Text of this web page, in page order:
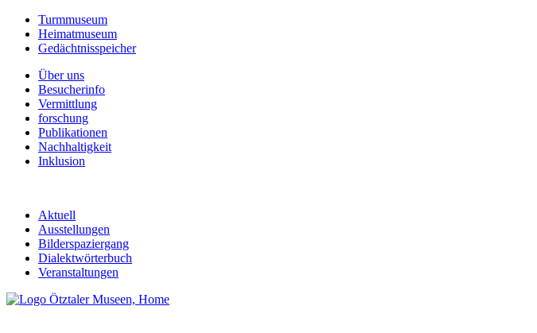
Turmmuseum
Heimatmuseum
Gedächtnisspeicher
Über uns
Besucherinfo
Vermittlung
forschung
Publikationen
Nachhaltigkeit
Inklusion
Aktuell
Ausstellungen
Bilderspaziergang
Dialektwörterbuch
Veranstaltungen